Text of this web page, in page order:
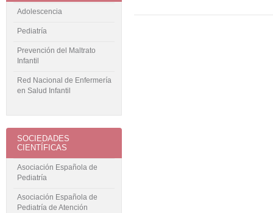
Adolescencia
Pediatría
Prevención del Maltrato
Infantil
Red Nacional de Enfermería
en Salud Infantil
SOCIEDADES
CIENTÍFICAS
Asociación Española de
Pediatría
Asociación Española de
Pediatría de Atención